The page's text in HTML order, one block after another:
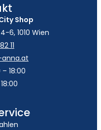
Shop
6, 1010 Wien
11
– 18:00